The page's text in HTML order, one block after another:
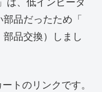
品だったため「
品交換）しまし
トのリンクです。